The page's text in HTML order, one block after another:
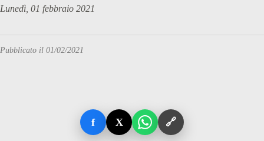
Lunedì, 01 febbraio 2021
Pubblicato il 01/02/2021
f X 🔗